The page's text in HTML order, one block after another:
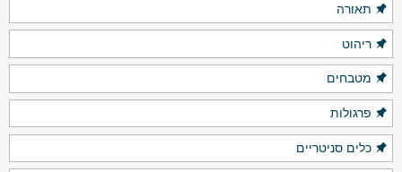
תאורה
ריהוט
מטבחים
פרגולות
כלים סניטריים